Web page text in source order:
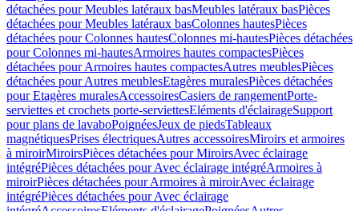
détachées pour Meubles latéraux basMeubles latéraux basPièces
détachées pour Meubles latéraux basColonnes hautesPièces
détachées pour Colonnes hautesColonnes mi-hautesPièces détachées
pour Colonnes mi-hautesArmoires hautes compactesPièces
détachées pour Armoires hautes compactesAutres meublesPièces
détachées pour Autres meublesEtagères muralesPièces détachées
pour Etagères muralesAccessoiresCasiers de rangementPorte-
serviettes et crochets porte-serviettesEléments d'éclairageSupport
pour plans de lavaboPoignéesJeux de piedsTableaux
magnétiquesPrises électriquesAutres accessoiresMiroirs et armoires
à miroirMiroirsPièces détachées pour MiroirsAvec éclairage
intégréPièces détachées pour Avec éclairage intégréArmoires à
miroirPièces détachées pour Armoires à miroirAvec éclairage
intégréPièces détachées pour Avec éclairage